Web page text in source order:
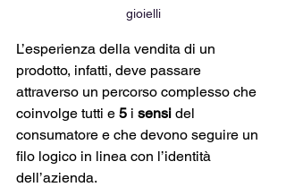
gioielli
L’esperienza della vendita di un
prodotto, infatti, deve passare
attraverso un percorso complesso che
coinvolge tutti e 5 i sensi del
consumatore e che devono seguire un
filo logico in linea con l’identità
dell’azienda.